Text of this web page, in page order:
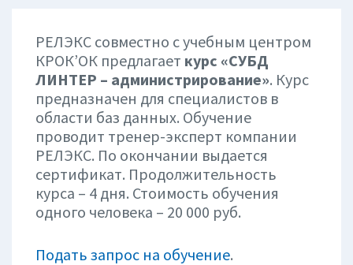
РЕЛЭКС совместно с учебным центром
КРОК’ОК предлагает курс «СУБД
ЛИНТЕР – администрирование». Курс
предназначен для специалистов в
области баз данных. Обучение
проводит тренер-эксперт компании
РЕЛЭКС. По окончании выдается
сертификат. Продолжительность
курса – 4 дня. Стоимость обучения
одного человека – 20 000 руб.
Подать запрос на обучение.